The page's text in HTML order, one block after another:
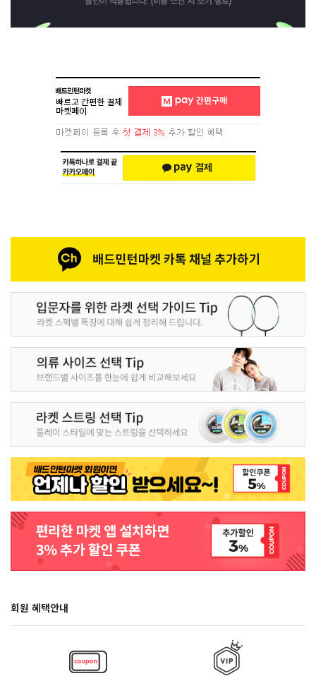
회원 혜택안내